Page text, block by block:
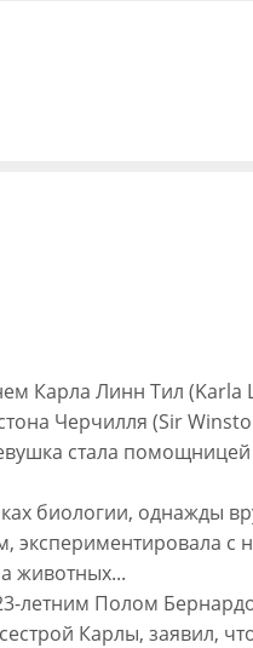
Карла Линн Тил (Karla
Черчилля (Sir
стала
биологии, однажды
экспериментировала с
животных...
летним Полом
Карлы, заявил,